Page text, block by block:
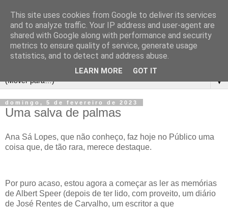
▼
domingo, 5 de fevereiro de 2023
Uma salva de palmas
Ana Sá Lopes, que não conheço, faz hoje no Público uma
coisa que, de tão rara, merece destaque.
Por puro acaso, estou agora a começar as ler as memórias
de Albert Speer (depois de ter lido, com proveito, um diário
de José Rentes de Carvalho, um escritor a que
This site uses cookies from Google to deliver its services
and to analyze traffic. Your IP address and user-agent are
shared with Google along with performance and security
metrics to ensure quality of service, generate usage
statistics, and to detect and address abuse.
LEARN MORE GOT IT